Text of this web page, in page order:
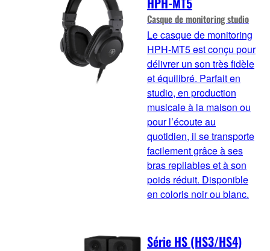
Casque de monitoring studio
Le casque de monitoring
HPH-MT5 est conçu pour
délivrer un son très fidèle
et équilibré. Parfait en
studio, en production
musicale à la maison ou
pour l’écoute au
quotidien, il se transporte
facilement grâce à ses
bras repliables et à son
poids réduit. Disponible
en coloris noir ou blanc.
Série HS (HS3/HS4)